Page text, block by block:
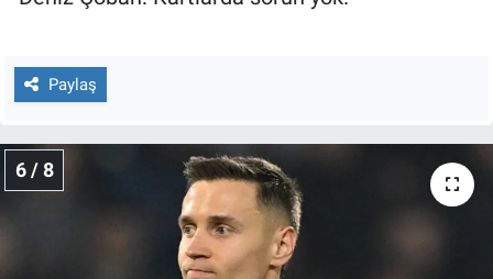
Paylaş
6 / 8